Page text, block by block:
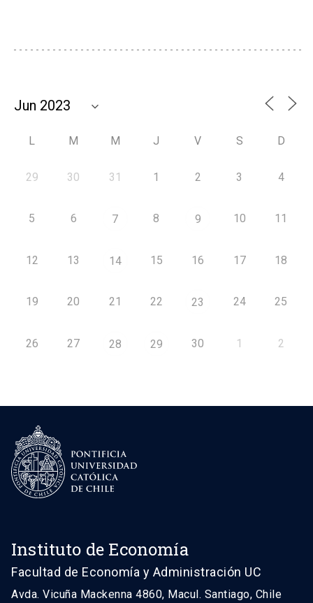
L M M J V S D
29 30 31 1 2 3 4
5 6 7 8 9 10 11
12 13 14 15 16 17 18
19 20 21 22 23 24 25
26 27 28 29 30 1 2
Instituto de Economía
Facultad de Economía y Administración UC
Avda. Vicuña Mackenna 4860, Macul. Santiago, Chile